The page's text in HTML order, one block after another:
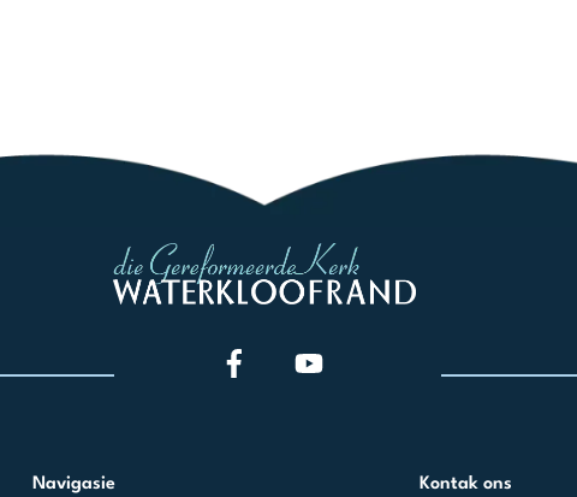
Navigasie Kontak ons